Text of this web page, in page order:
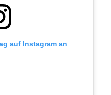
auf Instagram an